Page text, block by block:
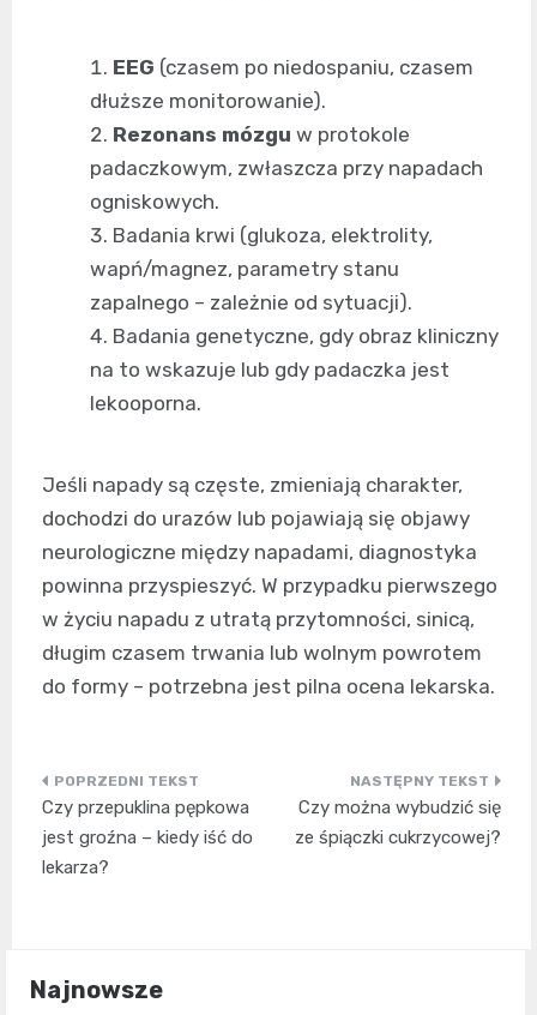
EEG (czasem po niedospaniu, czasem
dłuższe monitorowanie).
Rezonans mózgu w protokole
padaczkowym, zwłaszcza przy napadach
ogniskowych.
Badania krwi (glukoza, elektrolity,
wapń/magnez, parametry stanu
zapalnego – zależnie od sytuacji).
Badania genetyczne, gdy obraz kliniczny
na to wskazuje lub gdy padaczka jest
lekooporna.
Jeśli napady są częste, zmieniają charakter,
dochodzi do urazów lub pojawiają się objawy
neurologiczne między napadami, diagnostyka
powinna przyspieszyć. W przypadku pierwszego
w życiu napadu z utratą przytomności, sinicą,
długim czasem trwania lub wolnym powrotem
do formy – potrzebna jest pilna ocena lekarska.
Nawigacja
wpisu
Czy przepuklina pępkowa
jest groźna – kiedy iść do
lekarza?
Czy można wybudzić się
ze śpiączki cukrzycowej?
Najnowsze